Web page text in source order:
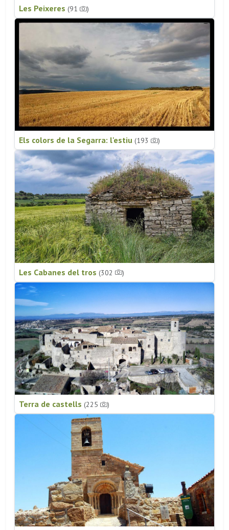
Les Peixeres (91 )
Els colors de la Segarra: l'estiu (193 )
Les Cabanes del tros (302 )
Terra de castells (225 )